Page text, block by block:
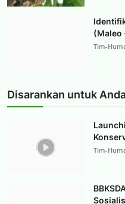
(Maleo
Tim-
Disarankan untuk
Tim-